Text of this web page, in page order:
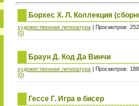
Борхес Х. Л. Коллекция
художественная литература | Просмотров:
(0)
Браун Д. Код Да Винчи
художественная литература | Просмотров:
(0)
Гессе Г. Игра в бисер